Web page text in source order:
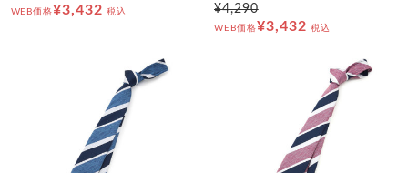
WEB価格¥3,432 税込 ¥4,290
WEB価格¥3,432 税込